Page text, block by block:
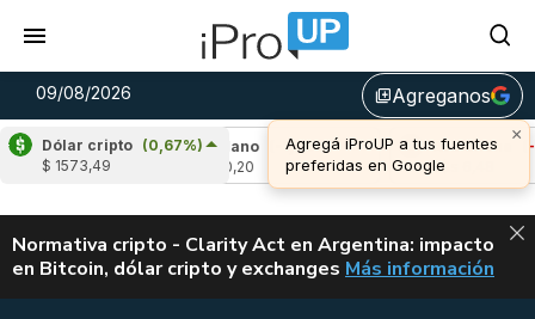
09/08/2026 library_addAgreganos
×
Agregá iProUP a tus fuentes
preferidas en Google
Dólar cripto (0,67%)
$ 1573,49
Cardano
(-1,62%)
Avalanche (-
u$s 6,48
ALERTA
Normativa cripto - Clarity Act en Argentina: impacto
en Bitcoin, dólar cripto y exchanges CLARITY ACT EN
Más información